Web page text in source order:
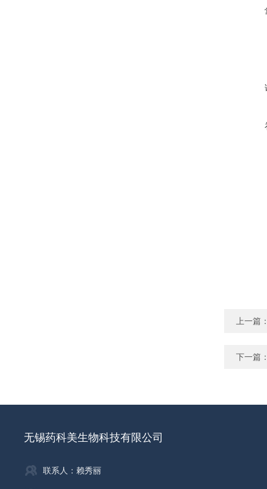
上一篇
下一篇
无锡药科美生物科技有限公司
联系人：赖秀丽